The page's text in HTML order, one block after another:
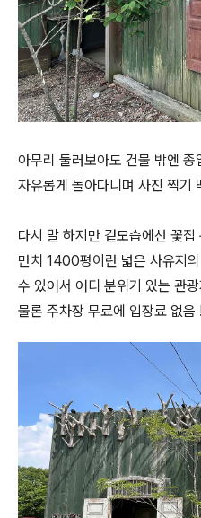
아무리 둘러보아도 건물 밖엔
자유롭게 돌아다니며 사진 찍기
다시 말 하지만 겉모습에선 꽃
만치 1400평이란 넓은 사유지
수 있어서 어디 분위기 있는 관
물론 주차장 무료에 입장료 없음 !